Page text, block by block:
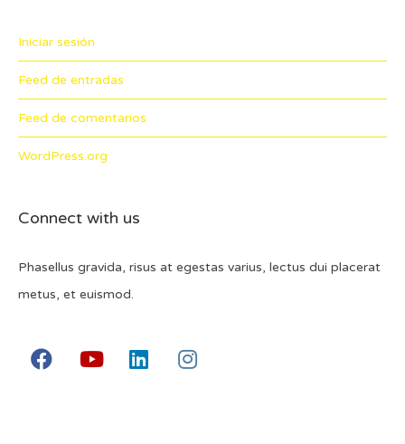
Iniciar sesión
Feed de entradas
Feed de comentarios
WordPress.org
Connect with us
Phasellus gravida, risus at egestas varius, lectus dui placerat
metus, et euismod.